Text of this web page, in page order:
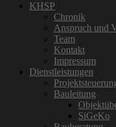
KHSP
Chronik
Anspruch und
Team
Kontakt
Impressum
Dienstleistungen
Bauleitung
SiGeKo